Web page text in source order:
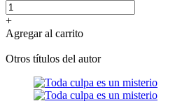
+
Agregar al carrito
Otros títulos del autor